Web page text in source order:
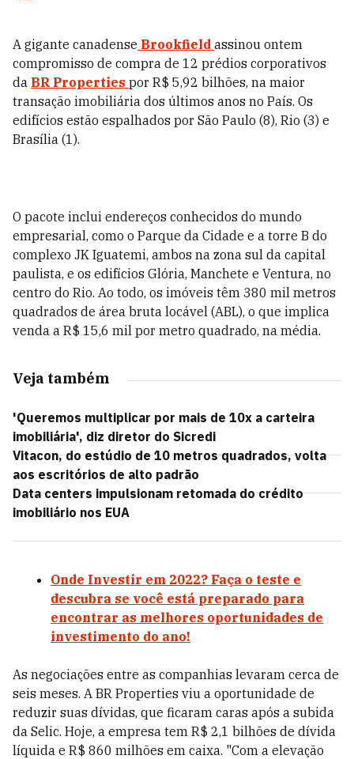
A gigante canadense Brookfield assinou ontem
compromisso de compra de 12 prédios corporativos
da BR Properties por R$ 5,92 bilhões, na maior
transação imobiliária dos últimos anos no País. Os
edifícios estão espalhados por São Paulo (8), Rio (3) e
Brasília (1).
O pacote inclui endereços conhecidos do mundo
empresarial, como o Parque da Cidade e a torre B do
complexo JK Iguatemi, ambos na zona sul da capital
paulista, e os edifícios Glória, Manchete e Ventura, no
centro do Rio. Ao todo, os imóveis têm 380 mil metros
quadrados de área bruta locável (ABL), o que implica
venda a R$ 15,6 mil por metro quadrado, na média.
Veja também
'Queremos multiplicar por mais de 10x a carteira
imobiliária', diz diretor do Sicredi
Vitacon, do estúdio de 10 metros quadrados, volta
aos escritórios de alto padrão
Data centers impulsionam retomada do crédito
imobiliário nos EUA
Onde Investir em 2022? Faça o teste e
descubra se você está preparado para
encontrar as melhores oportunidades de
investimento do ano!
As negociações entre as companhias levaram cerca de
seis meses. A BR Properties viu a oportunidade de
reduzir suas dívidas, que ficaram caras após a subida
da Selic. Hoje, a empresa tem R$ 2,1 bilhões de dívida
líquida e R$ 860 milhões em caixa. "Com a elevação